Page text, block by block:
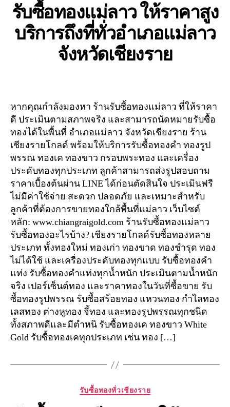
รับซื้อทองแม่ลาว ให้ราคาสูง
บริการถึงที่ทั่วอำเภอแม่ลาว
จังหวัดเชียงราย
หากคุณกำลังมองหา ร้านรับซื้อทองแม่ลาว ที่ให้ราคา
ดี ประเมินตามสภาพจริง และสามารถนัดหมายรับซื้อ
ทองได้ในพื้นที่ อำเภอแม่ลาว จังหวัดเชียงราย ร้าน
เชียงรายโกลด์ พร้อมให้บริการรับซื้อทองคำ ทองรูป
พรรณ ทองเค ทองขาว กรอบพระทอง และเครื่อง
ประดับทองทุกประเภท ลูกค้าสามารถส่งรูปสอบถาม
ราคาเบื้องต้นผ่าน LINE ได้ก่อนตัดสินใจ ประเมินฟรี
ไม่มีค่าใช้จ่าย สะดวก ปลอดภัย และเหมาะสำหรับ
ลูกค้าที่ต้องการขายทองใกล้พื้นที่แม่ลาว เว็บไซต์
หลัก: www.chiangraigold.com ร้านรับซื้อทองแม่ลาว
รับซื้อทองอะไรบ้าง? เชียงรายโกลด์รับซื้อทองหลาย
ประเภท ทั้งทองใหม่ ทองเก่า ทองขาด ทองชำรุด ทอง
ไม่ได้ใช้ และเครื่องประดับทองทุกแบบ รับซื้อทองคำ
แท่ง รับซื้อทองคำแท่งทุกน้ำหนัก ประเมินตามน้ำหนัก
จริง เปอร์เซ็นต์ทอง และราคาทองในวันที่ซื้อขาย รับ
ซื้อทองรูปพรรณ รับซื้อสร้อยทอง แหวนทอง กำไลทอง
เลสทอง ต่างหูทอง จี้ทอง และทองรูปพรรณทุกชนิด
ทั้งสภาพดีและมีตำหนิ รับซื้อทองเค ทองขาว White
Gold รับซื้อทองเคทุกประเภท เช่น ทอง […]
Categories
รับซื้อทองทั่วเชียงราย